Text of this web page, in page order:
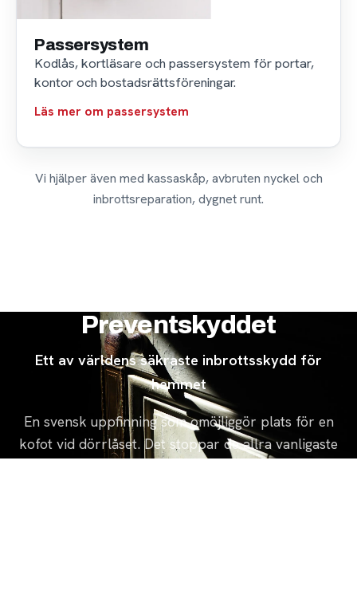
Passersystem
Kodlås, kortläsare och passersystem för portar,
kontor och bostadsrättsföreningar.
Läs mer om passersystem
Vi hjälper även med kassaskåp, avbruten nyckel och
inbrottsreparation, dygnet runt.
Preventskyddet
Ett av världens säkraste inbrottsskydd för
hemmet
En svensk uppfinning som omöjliggör plats för en
kofot vid dörrlåset. Det stoppar de allra vanligaste